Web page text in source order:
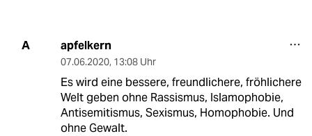
A apfelkern
07.06.2020, 13:08 Uhr
Es wird eine bessere, freundlichere, fröhlichere
Welt geben ohne Rassismus, Islamophobie,
Antisemitismus, Sexismus, Homophobie. Und
ohne Gewalt.